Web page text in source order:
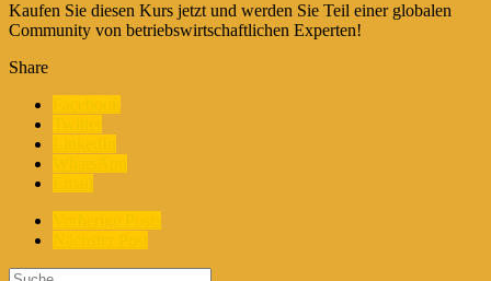
Kaufen Sie diesen Kurs jetzt und werden Sie Teil einer globalen
Community von betriebswirtschaftlichen Experten!
Share